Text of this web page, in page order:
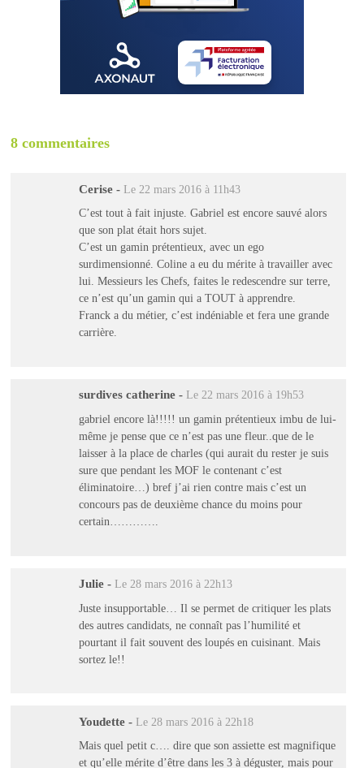
8 commentaires
Cerise - Le 22 mars 2016 à 11h43
C’est tout à fait injuste. Gabriel est encore sauvé alors
que son plat était hors sujet.
C’est un gamin prétentieux, avec un ego
surdimensionné. Coline a eu du mérite à travailler avec
lui. Messieurs les Chefs, faites le redescendre sur terre,
ce n’est qu’un gamin qui a TOUT à apprendre.
Franck a du métier, c’est indéniable et fera une grande
carrière.
surdives catherine - Le 22 mars 2016 à 19h53
gabriel encore là!!!!! un gamin prétentieux imbu de lui-
même je pense que ce n’est pas une fleur..que de le
laisser à la place de charles (qui aurait du rester je suis
sure que pendant les MOF le contenant c’est
éliminatoire…) bref j’ai rien contre mais c’est un
concours pas de deuxième chance du moins pour
certain………….
Julie - Le 28 mars 2016 à 22h13
Juste insupportable… Il se permet de critiquer les plats
des autres candidats, ne connaît pas l’humilité et
pourtant il fait souvent des loupés en cuisinant. Mais
sortez le!!
Youdette - Le 28 mars 2016 à 22h18
Mais quel petit c…. dire que son assiette est magnifique
et qu’elle mérite d’être dans les 3 à déguster, mais pour